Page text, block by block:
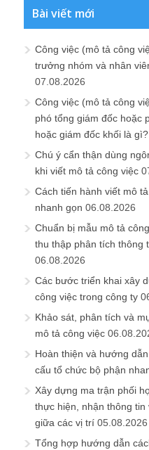
Bài viết mới
Công việc (mô tả công
trưởng nhóm và nhân
07.08.2026
Công việc (mô tả công
phó tổng giám đốc hoặc
hoặc giám đốc khối là gì?
Chú ý cẩn thận dùng
khi viết mô tả công việc
Cách tiến hành viết mô
nhanh gọn 06.08.2026
Chuẩn bị mẫu mô tả
thu thập phân tích thông
06.08.2026
Các bước triển khai xây
công việc trong công ty
Khảo sát, phân tích và
mô tả công việc
Hoàn thiện và hướng
cấu tổ chức bộ phận
Xây dựng ma trận phối
thực hiện, nhận thông tin
giữa các vị trí 05.08.2026
Tổng hợp hướng dẫn